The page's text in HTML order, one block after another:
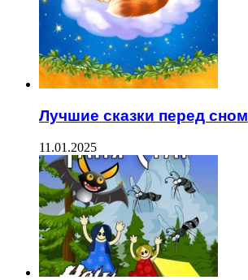
Лучшие сказки перед сном
11.01.2025